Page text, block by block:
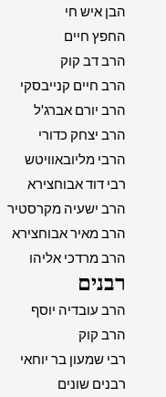
הבן איש חי
החפץ חיים
הרב דב קוק
הרב חיים קנייבסקי
הרב יורם אברג'ל
הרב יצחק כדורי
הרבי מליובאוויטש
רבי דוד אבוחצירא
הרב ישעיה מקרסטיר
הרב מאיר אבוחצירא
הרב מרדכי אליהו
רבנים
הרב עובדיה יוסף
הרב קוק
רבי שמעון בר יוחאי
רבנים שונים